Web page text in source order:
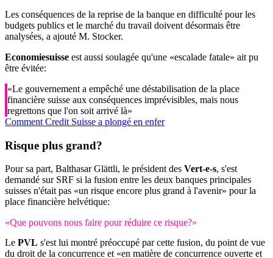
Les conséquences de la reprise de la banque en difficulté pour les
budgets publics et le marché du travail doivent désormais être
analysées, a ajouté M. Stocker.
Economiesuisse est aussi soulagée qu'une «escalade fatale» ait pu
être évitée:
«Le gouvernement a empêché une déstabilisation de la place
financière suisse aux conséquences imprévisibles, mais nous
regrettons que l'on soit arrivé là»
Comment Credit Suisse a plongé en enfer
Risque plus grand?
Pour sa part, Balthasar Glättli, le président des Vert-e-s, s'est
demandé sur SRF si la fusion entre les deux banques principales
suisses n'était pas «un risque encore plus grand à l'avenir» pour la
place financière helvétique:
«Que pouvons nous faire pour réduire ce risque?»
Le PVL s'est lui montré préoccupé par cette fusion, du point de vue
du droit de la concurrence et «en matière de concurrence ouverte et